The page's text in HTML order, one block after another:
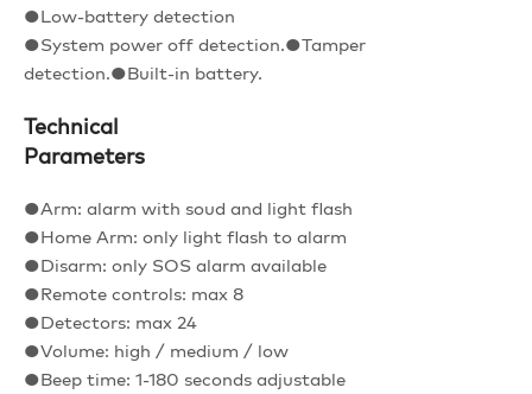
●Low-battery detection
●System power off detection.●Tamper
detection.●Built-in battery.
Technical
Parameters
●Arm: alarm with soud and light flash
●Home Arm: only light flash to alarm
●Disarm: only SOS alarm available
●Remote controls: max 8
●Detectors: max 24
●Volume: high / medium / low
●Beep time: 1-180 seconds adjustable